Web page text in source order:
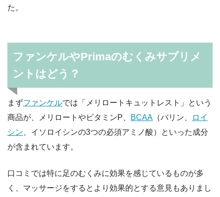
た。
ファンケルやPrimaのむくみサプリメ
ントはどう？
まずファンケルでは「メリロートキュットレスト」という
商品が、メリロートやビタミンP、
BCAA （バリン、
ロイ
シン 、イソロイシンの3つの必須アミノ酸）といった成分
が含まれています。
口コミでは特に足のむくみに効果を感じているものが多
く、マッサージをするとより効果的とする意見もありまし